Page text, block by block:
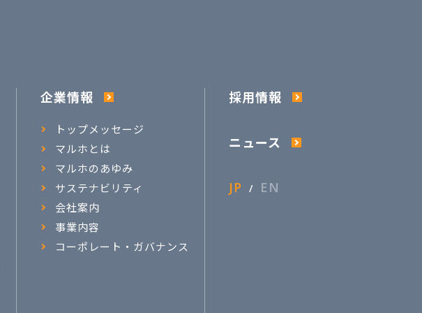
企業情報
トップメッセージ
マルホとは
マルホのあゆみ
サステナビリティ
会社案内
事業内容
コーポレート・ガバナンス
採用情報
ニュース
JP EN